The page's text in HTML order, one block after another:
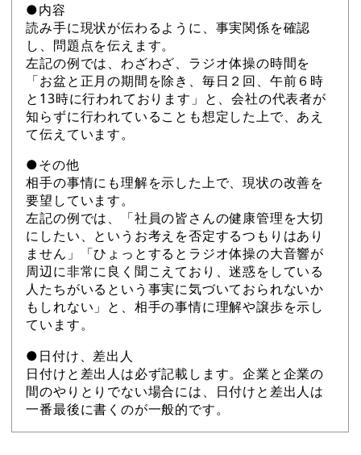
●内容
読み手に現状が伝わるように、事実関係を確認
し、問題点を伝えます。
左記の例では、わざわざ、ラジオ体操の時間を
「お盆と正月の期間を除き、毎日２回、午前６時
と13時に行われております」と、会社の代表者が
知らずに行われていることも想定した上で、あえ
て伝えています。
●その他
相手の事情にも理解を示した上で、現状の改善を
要望しています。
左記の例では、「社員の皆さんの健康管理を大切
にしたい、というお考えを否定するつもりはあり
ません」「ひょっとするとラジオ体操の大音響が
周辺に非常に良く聞こえており、迷惑をしている
人たちがいるという事実に気づいておられないか
もしれない」と、相手の事情に理解や譲歩を示し
ています。
●日付け、差出人
日付けと差出人は必ず記載します。企業と企業の
間のやりとりでない場合には、日付けと差出人は
一番最後に書くのが一般的です。